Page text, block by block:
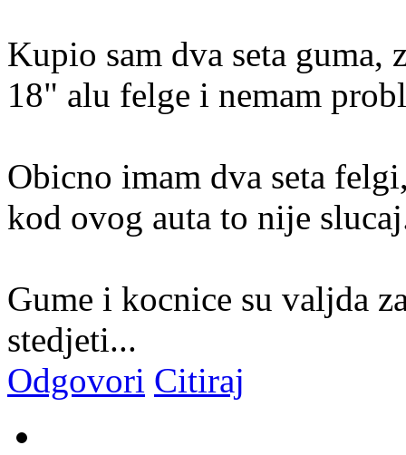
Kupio sam dva seta guma,
18" alu felge i nemam
Obicno imam dva seta
kod ovog auta to nije
Gume i kocnice su valjda
stedjeti...
Odgovori Citiraj